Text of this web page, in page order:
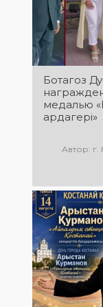
эмоции и
атмосфера!
Ботагоз
медалью
ардагері»
Автор: г.